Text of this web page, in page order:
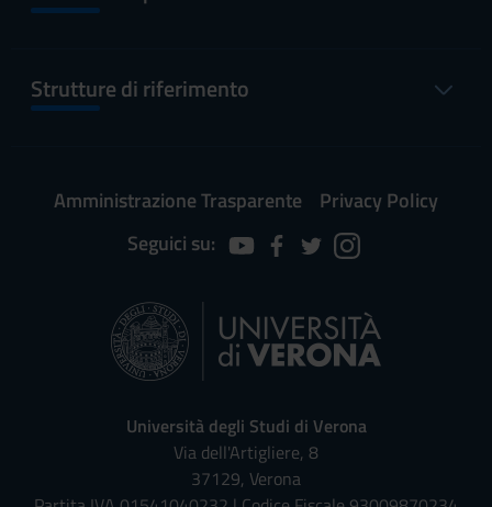
Strutture di riferimento
Amministrazione Trasparente
Privacy Policy
Seguici su:
Università degli Studi di Verona
Via dell'Artigliere, 8
37129, Verona